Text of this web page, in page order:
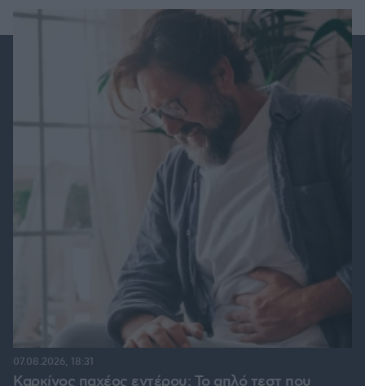
Καρκίνος παχέος εντέρου: Το απλό τεστ που
07.08.2026, 18:31